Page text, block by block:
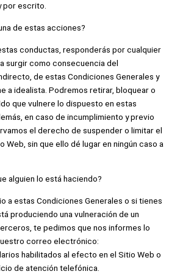
por escrito.
de estas acciones?
conductas, responderás por cualquier
surgir como consecuencia del
de estas Condiciones Generales y
a idealista. Podremos retirar, bloquear o
que vulnere lo dispuesto en estas
en caso de incumplimiento y previo
el derecho de suspender o limitar el
Web, sin que ello dé lugar en ningún caso a
alguien lo está haciendo?
a estas Condiciones Generales o si tienes
produciendo una vulneración de un
te pedimos que nos informes lo
correo electrónico:
habilitados al efecto en el Sitio Web o
de atención telefónica.